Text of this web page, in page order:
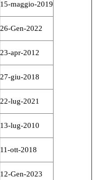
15-maggio-2019
26-Gen-2022
23-apr-2012
27-giu-2018
22-lug-2021
13-lug-2010
11-ott-2018
12-Gen-2023